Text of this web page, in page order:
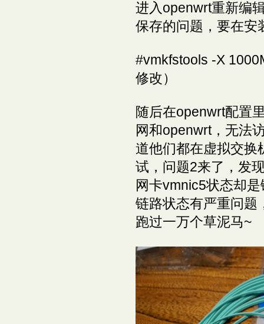
进入openwrt重新编
保存的问题，要在安
#vmkfstools -X
修改）
随后在openwrt配置
网和openwrt，无法
道他们都在虚拟交换
试，问题2来了，发
网卡vmnic5状态却
链路状态有严重问题
跑过一万个草泥马~